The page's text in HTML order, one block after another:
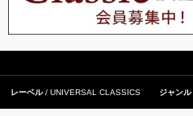
レーベル UNIVERSAL CLASSICS ジャンル